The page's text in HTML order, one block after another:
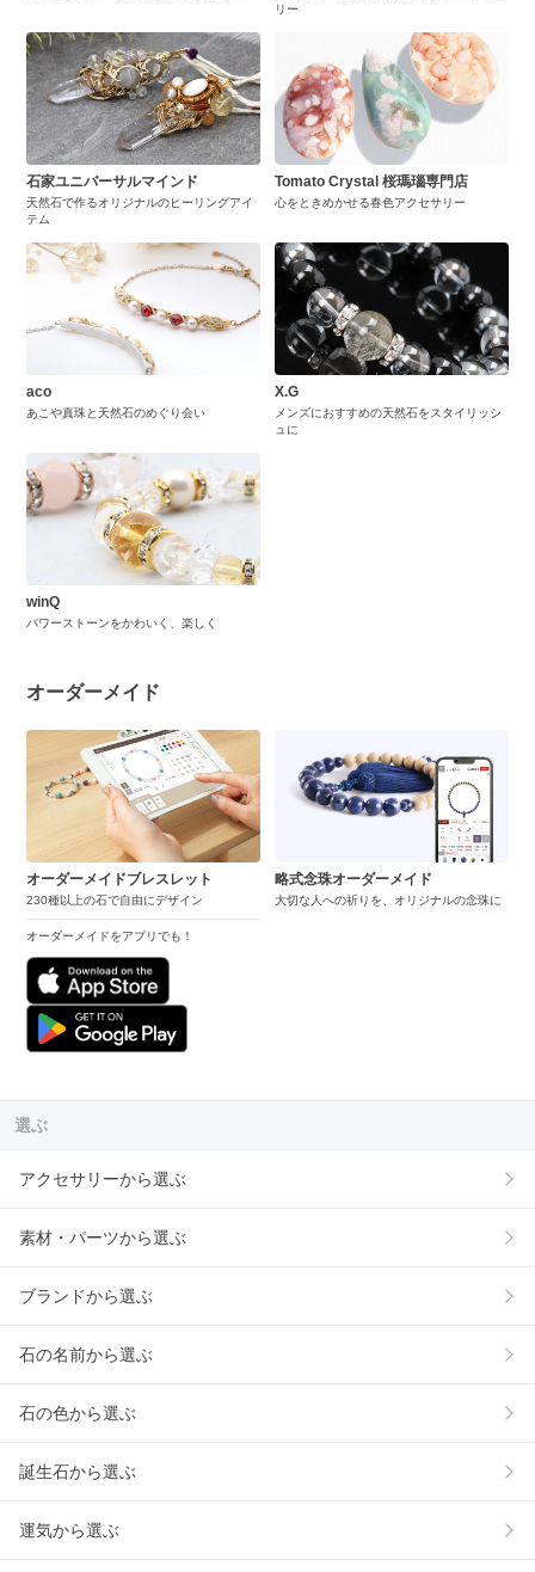
リー
石家ユニバーサルマインド
天然石で作るオリジナルのヒーリングアイ
テム
Tomato Crystal 桜瑪瑙専門店
心をときめかせる春色アクセサリー
aco
あこや真珠と天然石のめぐり会い
X.G
メンズにおすすめの天然石をスタイリッシ
ュに
winQ
パワーストーンをかわいく、楽しく
オーダーメイド
オーダーメイドブレスレット
230種以上の石で自由にデザイン
オーダーメイドをアプリでも！
略式念珠オーダーメイド
大切な人への祈りを、オリジナルの念珠に
選ぶ
アクセサリーから選ぶ
素材・パーツから選ぶ
ブランドから選ぶ
石の名前から選ぶ
石の色から選ぶ
誕生石から選ぶ
運気から選ぶ